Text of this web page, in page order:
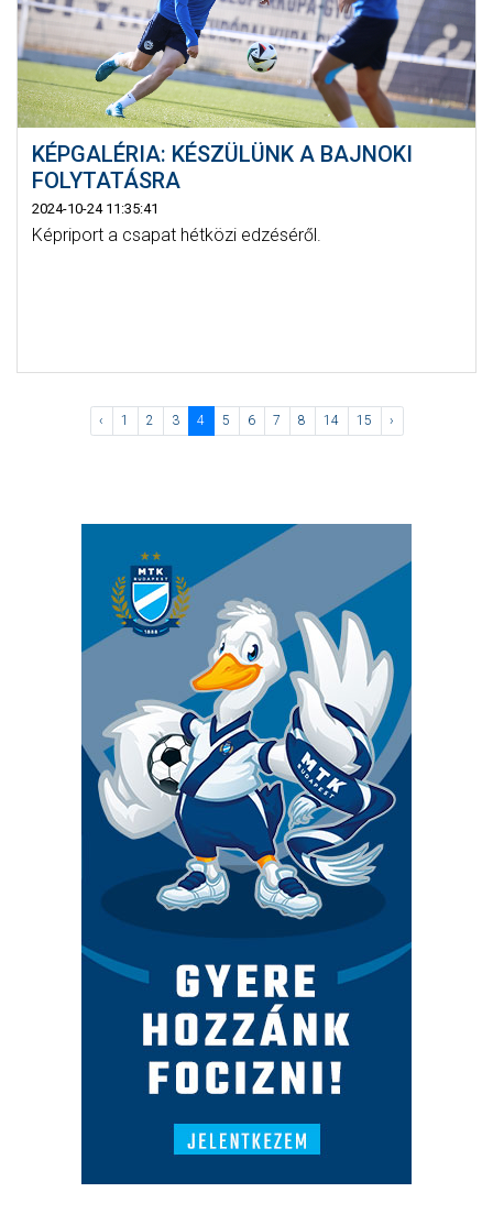
KÉPGALÉRIA: KÉSZÜLÜNK A BAJNOKI
FOLYTATÁSRA
2024-10-24 11:35:41
Képriport a csapat hétközi edzéséről.
‹ 1 2 3 4 5 6 7 8 14 15 ›